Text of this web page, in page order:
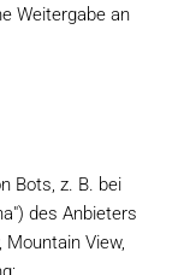
Weitergabe an
Bots, z. B. bei
des Anbieters
Mountain View,